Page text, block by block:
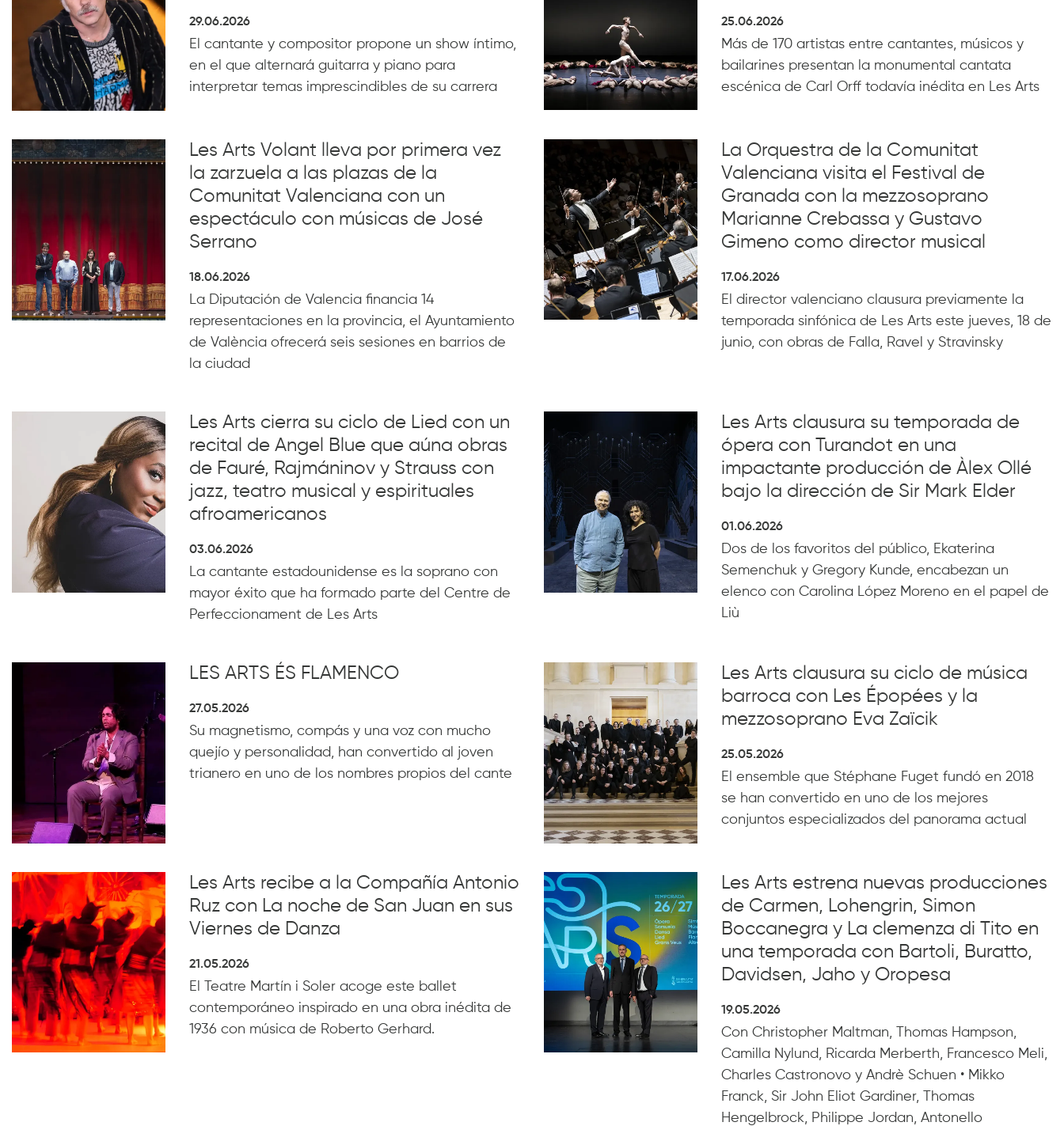
29.06.2026
El cantante y compositor propone un show íntimo,
en el que alternará guitarra y piano para
interpretar temas imprescindibles de su carrera
25.06.2026
Más de 170 artistas entre cantantes, músicos y
bailarines presentan la monumental cantata
escénica de Carl Orff todavía inédita en Les Arts
Les Arts Volant lleva por primera vez
la zarzuela a las plazas de la
Comunitat Valenciana con un
espectáculo con músicas de José
Serrano
18.06.2026
La Diputación de Valencia financia 14
representaciones en la provincia, el Ayuntamiento
de València ofrecerá seis sesiones en barrios de
la ciudad
La Orquestra de la Comunitat
Valenciana visita el Festival de
Granada con la mezzosoprano
Marianne Crebassa y Gustavo
Gimeno como director musical
17.06.2026
El director valenciano clausura previamente la
temporada sinfónica de Les Arts este jueves, 18 de
junio, con obras de Falla, Ravel y Stravinsky
Les Arts cierra su ciclo de Lied con un
recital de Angel Blue que aúna obras
de Fauré, Rajmáninov y Strauss con
jazz, teatro musical y espirituales
afroamericanos
03.06.2026
La cantante estadounidense es la soprano con
mayor éxito que ha formado parte del Centre de
Perfeccionament de Les Arts
Les Arts clausura su temporada de
ópera con Turandot en una
impactante producción de Àlex Ollé
bajo la dirección de Sir Mark Elder
01.06.2026
Dos de los favoritos del público, Ekaterina
Semenchuk y Gregory Kunde, encabezan un
elenco con Carolina López Moreno en el papel de
Liù
LES ARTS ÉS FLAMENCO
27.05.2026
Su magnetismo, compás y una voz con mucho
quejío y personalidad, han convertido al joven
trianero en uno de los nombres propios del cante
Les Arts clausura su ciclo de música
barroca con Les Épopées y la
mezzosoprano Eva Zaïcik
25.05.2026
El ensemble que Stéphane Fuget fundó en 2018
se han convertido en uno de los mejores
conjuntos especializados del panorama actual
Les Arts recibe a la Compañía Antonio
Ruz con La noche de San Juan en sus
Viernes de Danza
21.05.2026
El Teatre Martín i Soler acoge este ballet
contemporáneo inspirado en una obra inédita de
1936 con música de Roberto Gerhard.
Les Arts estrena nuevas producciones
de Carmen, Lohengrin, Simon
Boccanegra y La clemenza di Tito en
una temporada con Bartoli, Buratto,
Davidsen, Jaho y Oropesa
19.05.2026
Con Christopher Maltman, Thomas Hampson,
Camilla Nylund, Ricarda Merberth, Francesco Meli,
Charles Castronovo y Andrè Schuen • Mikko
Franck, Sir John Eliot Gardiner, Thomas
Hengelbrock, Philippe Jordan, Antonello